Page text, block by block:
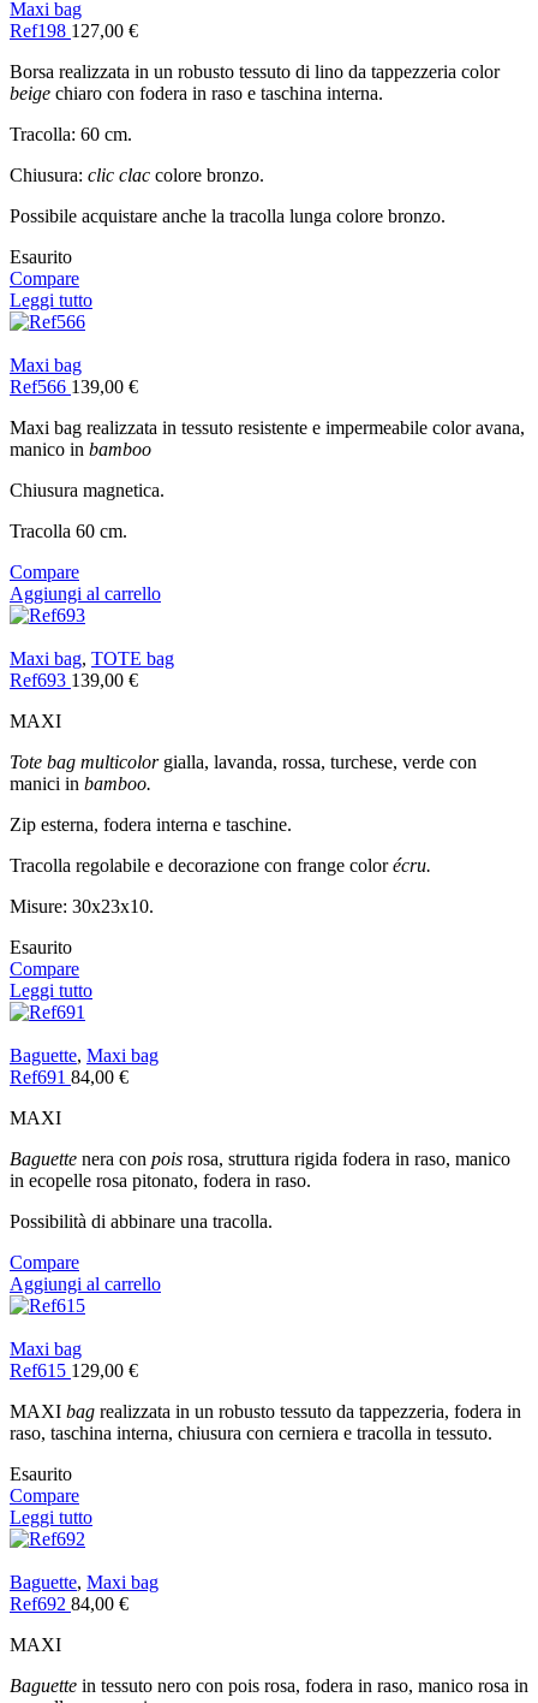
Maxi bag
Ref198 127,00 €
Borsa realizzata in un robusto tessuto di lino da tappezzeria color
beige chiaro con fodera in raso e taschina interna.
Tracolla: 60 cm.
Chiusura: clic clac colore bronzo.
Possibile acquistare anche la tracolla lunga colore bronzo.
Esaurito
Compare
Leggi tutto
Maxi bag
Ref566 139,00 €
Maxi bag realizzata in tessuto resistente e impermeabile color avana,
manico in bamboo
Chiusura magnetica.
Tracolla 60 cm.
Compare
Aggiungi al carrello
Maxi bag, TOTE bag
Ref693 139,00 €
MAXI
Tote bag multicolorgialla, lavanda, rossa, turchese, verde con
manici in bamboo.
Zip esterna, fodera interna e taschine.
Tracolla regolabile e decorazione con frange colorécru.
Misure: 30x23x10.
Esaurito
Compare
Leggi tutto
Baguette, Maxi bag
Ref691 84,00 €
MAXI
Baguette nera con pois rosa, struttura rigida fodera in raso, manico
in ecopelle rosa pitonato, fodera in raso.
Possibilità di abbinare una tracolla.
Compare
Aggiungi al carrello
Maxi bag
Ref615 129,00 €
MAXI bag realizzata in un robusto tessuto da tappezzeria, fodera in
raso, taschina interna, chiusura con cerniera e tracolla in tessuto.
Esaurito
Compare
Leggi tutto
Baguette, Maxi bag
Ref692 84,00 €
MAXI
Baguette in tessuto nero con pois rosa, fodera in raso, manico rosa in